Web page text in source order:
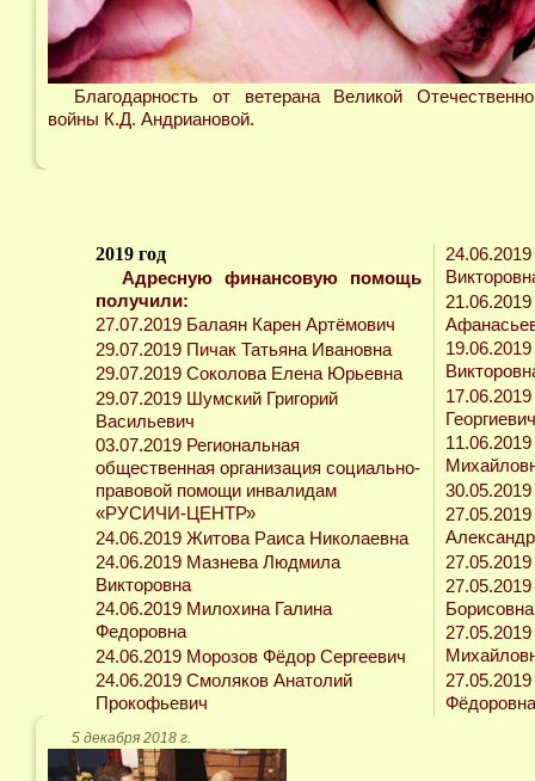
Благодарность от ветерана Великой
войны К.Д. Андриановой.
2019 год
Адресную финансовую помощь
получили:
27.07.2019 Балаян Карен Артёмович
29.07.2019 Пичак Татьяна Ивановна
29.07.2019 Соколова Елена Юрьевна
29.07.2019 Шумский Григорий
Васильевич
03.07.2019 Региональная
общественная организация социально-
правовой помощи инвалидам
«РУСИЧИ-ЦЕНТР»
24.06.2019 Житова Раиса Николаевна
24.06.2019 Мазнева Людмила
Викторовна
24.06.2019 Милохина Галина
Федоровна
24.06.2019 Морозов Фёдор Сергеевич
24.06.2019 Смоляков Анатолий
Прокофьевич
Борисовна
5 декабря 2018 г.